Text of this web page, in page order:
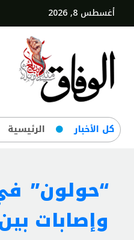
أغسطس 8, 2026
کل‌ الأخبار الرئيسية
“حولون”
وإصابات